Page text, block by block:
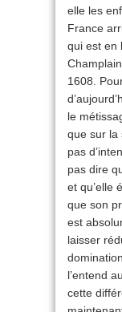
elle les
France
qui est en
1608.
le
que sur la
pas
pas dire
et qu’elle
que son
est
laisser
l’entend
cette